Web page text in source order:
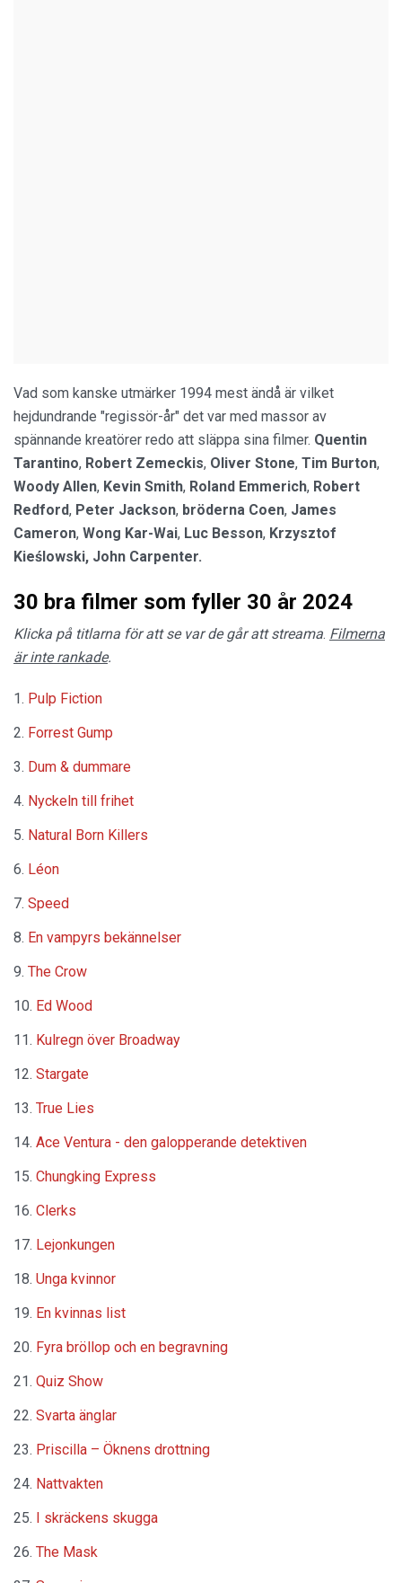
Vad som kanske utmärker 1994 mest ändå är vilket
hejdundrande "regissör-år" det var med massor av
spännande kreatörer redo att släppa sina filmer. Quentin
Tarantino, Robert Zemeckis, Oliver Stone, Tim Burton,
Woody Allen, Kevin Smith, Roland Emmerich, Robert
Redford, Peter Jackson, bröderna Coen, James
Cameron, Wong Kar-Wai, Luc Besson, Krzysztof
Kieślowski, John Carpenter.
30 bra filmer som fyller 30 år 2024
Klicka på titlarna för att se var de går att streama. Filmerna
är inte rankade.
Pulp Fiction
Forrest Gump
Dum & dummare
Nyckeln till frihet
Natural Born Killers
Léon
Speed
En vampyrs bekännelser
The Crow
Ed Wood
Kulregn över Broadway
Stargate
True Lies
Ace Ventura - den galopperande detektiven
Chungking Express
Clerks
Lejonkungen
Unga kvinnor
En kvinnas list
Fyra bröllop och en begravning
Quiz Show
Svarta änglar
Priscilla – Öknens drottning
Nattvakten
I skräckens skugga
The Mask